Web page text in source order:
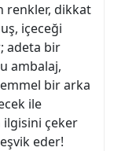
renkler, dikkat
içeceği
adeta bir
ambalaj,
bir arka
ile
çeker
eder!